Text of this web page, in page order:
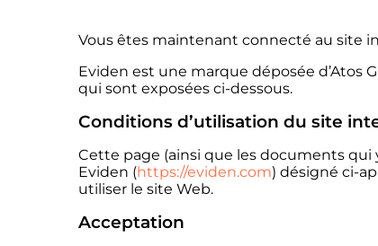
Vous êtes maintenant connecté au site
Eviden est une marque déposée d’Atos
qui sont exposées ci-dessous.
Conditions d’utilisation du site
Cette page (ainsi que les documents
Eviden (https://eviden.com) désigné ci-
utiliser le site Web.
Acceptation